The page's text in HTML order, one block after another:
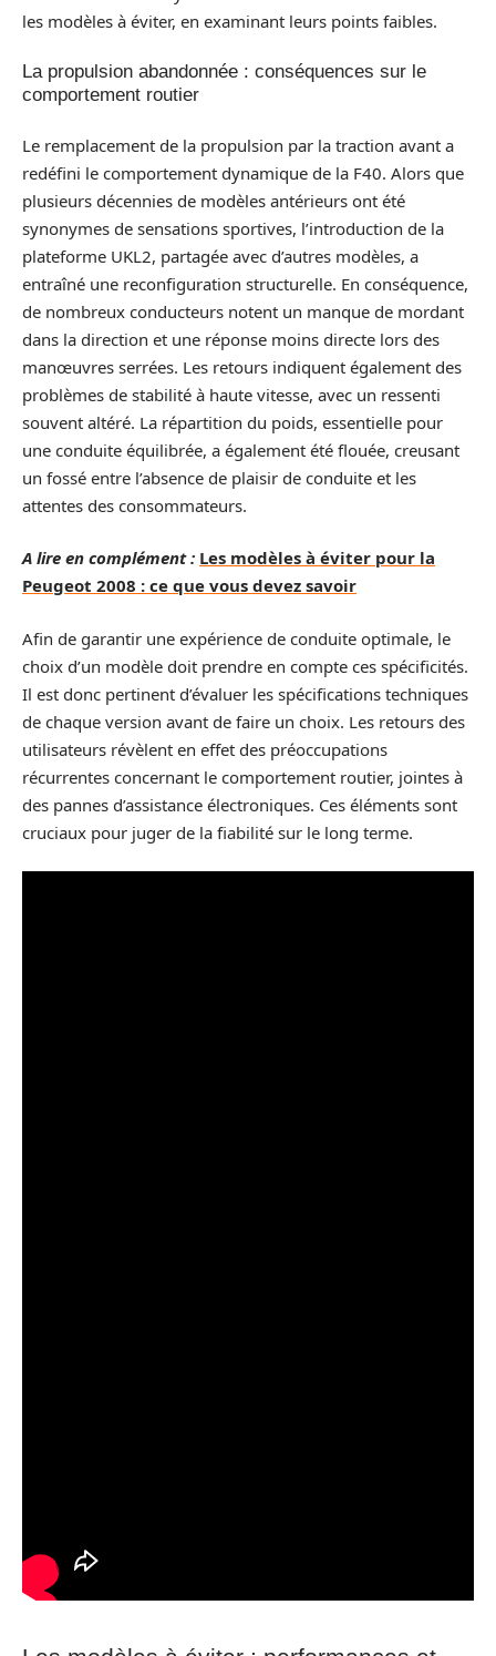
les modèles à éviter, en examinant leurs points faibles.
La propulsion abandonnée : conséquences sur le
comportement routier
Le remplacement de la propulsion par la traction avant a
redéfini le comportement dynamique de la F40. Alors que
plusieurs décennies de modèles antérieurs ont été
synonymes de sensations sportives, l’introduction de la
plateforme UKL2, partagée avec d’autres modèles, a
entraîné une reconfiguration structurelle. En conséquence,
de nombreux conducteurs notent un manque de mordant
dans la direction et une réponse moins directe lors des
manœuvres serrées. Les retours indiquent également des
problèmes de stabilité à haute vitesse, avec un ressenti
souvent altéré. La répartition du poids, essentielle pour
une conduite équilibrée, a également été flouée, creusant
un fossé entre l’absence de plaisir de conduite et les
attentes des consommateurs.
A lire en complément : Les modèles à éviter pour la
Peugeot 2008 : ce que vous devez savoir
Afin de garantir une expérience de conduite optimale, le
choix d’un modèle doit prendre en compte ces spécificités.
Il est donc pertinent d’évaluer les spécifications techniques
de chaque version avant de faire un choix. Les retours des
utilisateurs révèlent en effet des préoccupations
récurrentes concernant le comportement routier, jointes à
des pannes d’assistance électroniques. Ces éléments sont
cruciaux pour juger de la fiabilité sur le long terme.